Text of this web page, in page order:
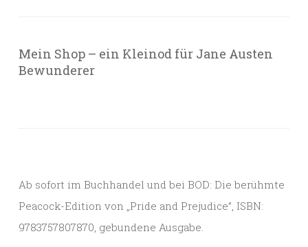
Mein Shop – ein Kleinod für Jane Austen
Bewunderer
Ab sofort im Buchhandel und bei BOD: Die berühmte
Peacock-Edition von „Pride and Prejudice”, ISBN:
9783757807870, gebundene Ausgabe.